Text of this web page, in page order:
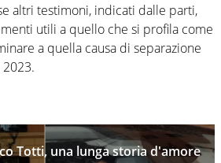
altri testimoni, indicati dalle parti,
utili a quello che si profila come
a quella causa di separazione
Totti, una lunga storia d'amore